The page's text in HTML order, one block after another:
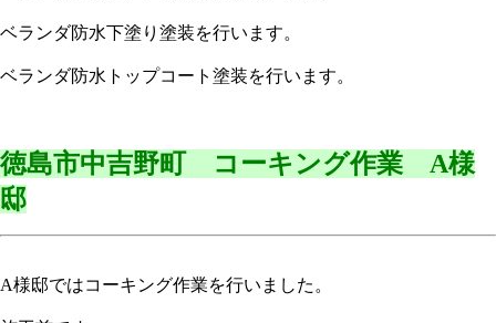
ベランダ防水下塗り塗装を行います。
ベランダ防水トップコート塗装を行います。
徳島市中吉野町 コーキング作業 A様
邸
A様邸ではコーキング作業を行いました。